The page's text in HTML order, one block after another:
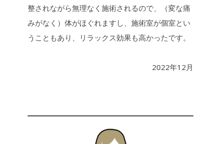
整されながら無理なく施術されるので、（変な痛
みがなく）体がほぐれますし、施術室が個室とい
うこともあり、リラックス効果も高かったです。
2022年12月